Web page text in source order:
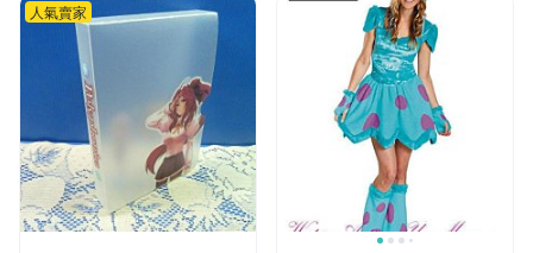
人氣賣家